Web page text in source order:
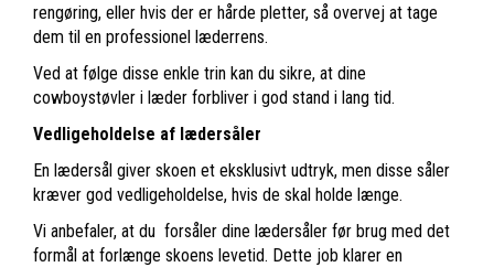
rengøring, eller hvis der er hårde pletter, så overvej at tage
dem til en professionel læderrens.
Ved at følge disse enkle trin kan du sikre, at dine
cowboystøvler i læder forbliver i god stand i lang tid.
Vedligeholdelse af lædersåler
En lædersål giver skoen et eksklusivt udtryk, men disse såler
kræver god vedligeholdelse, hvis de skal holde længe.
Vi anbefaler, at du forsåler dine lædersåler før brug med det
formål at forlænge skoens levetid. Dette job klarer en